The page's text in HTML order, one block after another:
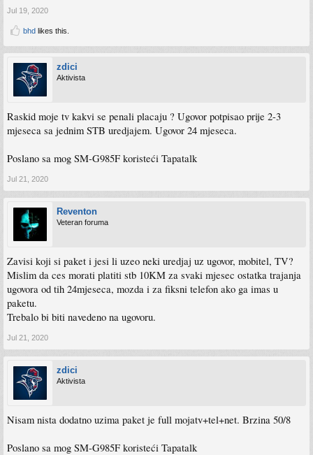
Jul 19, 2020
bhd likes this.
zdici
Aktivista
Raskid moje tv kakvi se penali placaju ? Ugovor potpisao prije 2-3
mjeseca sa jednim STB uredjajem. Ugovor 24 mjeseca.
Poslano sa mog SM-G985F koristeći Tapatalk
Jul 21, 2020
Reventon
Veteran foruma
Zavisi koji si paket i jesi li uzeo neki uredjaj uz ugovor, mobitel, TV?
Mislim da ces morati platiti stb 10KM za svaki mjesec ostatka trajanja
ugovora od tih 24mjeseca, mozda i za fiksni telefon ako ga imas u
paketu.
Trebalo bi biti navedeno na ugovoru.
Jul 21, 2020
zdici
Aktivista
Nisam nista dodatno uzima paket je full mojatv+tel+net. Brzina 50/8
Poslano sa mog SM-G985F koristeći Tapatalk